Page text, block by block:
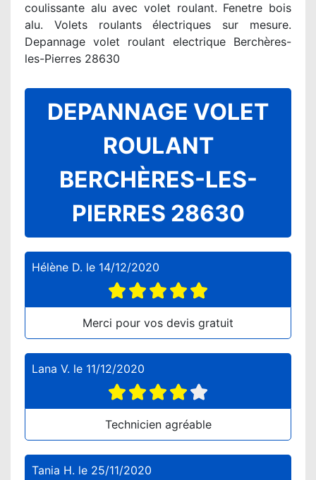
coulissante alu avec volet roulant. Fenetre bois
alu. Volets roulants électriques sur mesure.
Depannage volet roulant electrique Berchères-
les-Pierres 28630
DEPANNAGE VOLET
ROULANT
BERCHÈRES-LES-
PIERRES 28630
Hélène D. le 14/12/2020
Merci pour vos devis gratuit
Lana V. le 11/12/2020
Technicien agréable
Tania H. le 25/11/2020